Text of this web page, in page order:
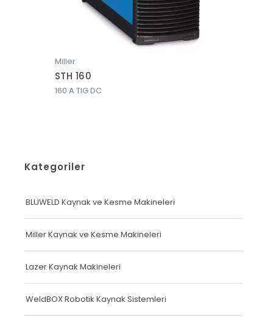
Miller
STH 160
160 A TIG DC
Kategoriler
BLUWELD Kaynak ve Kesme Makineleri
Miller Kaynak ve Kesme Makineleri
Lazer Kaynak Makineleri
WeldBOX Robotik Kaynak Sistemleri